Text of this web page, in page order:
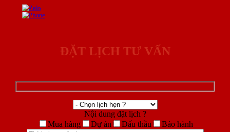
ĐẶT LỊCH TƯ VẤN
Nội dung đặt lịch ?
Mua hàng
Dự án Đấu thầu Bảo hành